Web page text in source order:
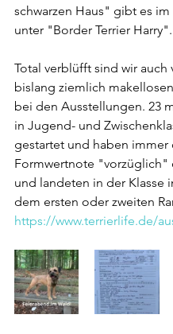
schwarzen Haus" gibt es im
unter "Border Terrier Harry".
Total verblüfft sind wir auch
bislang ziemlich
bei den Ausstellungen. 23
in Jugend- und
gestartet und haben immer
Formwertnote "vorzüglich"
und landeten in der Klasse
dem ersten oder zweiten
https://www.terrierlife.de/